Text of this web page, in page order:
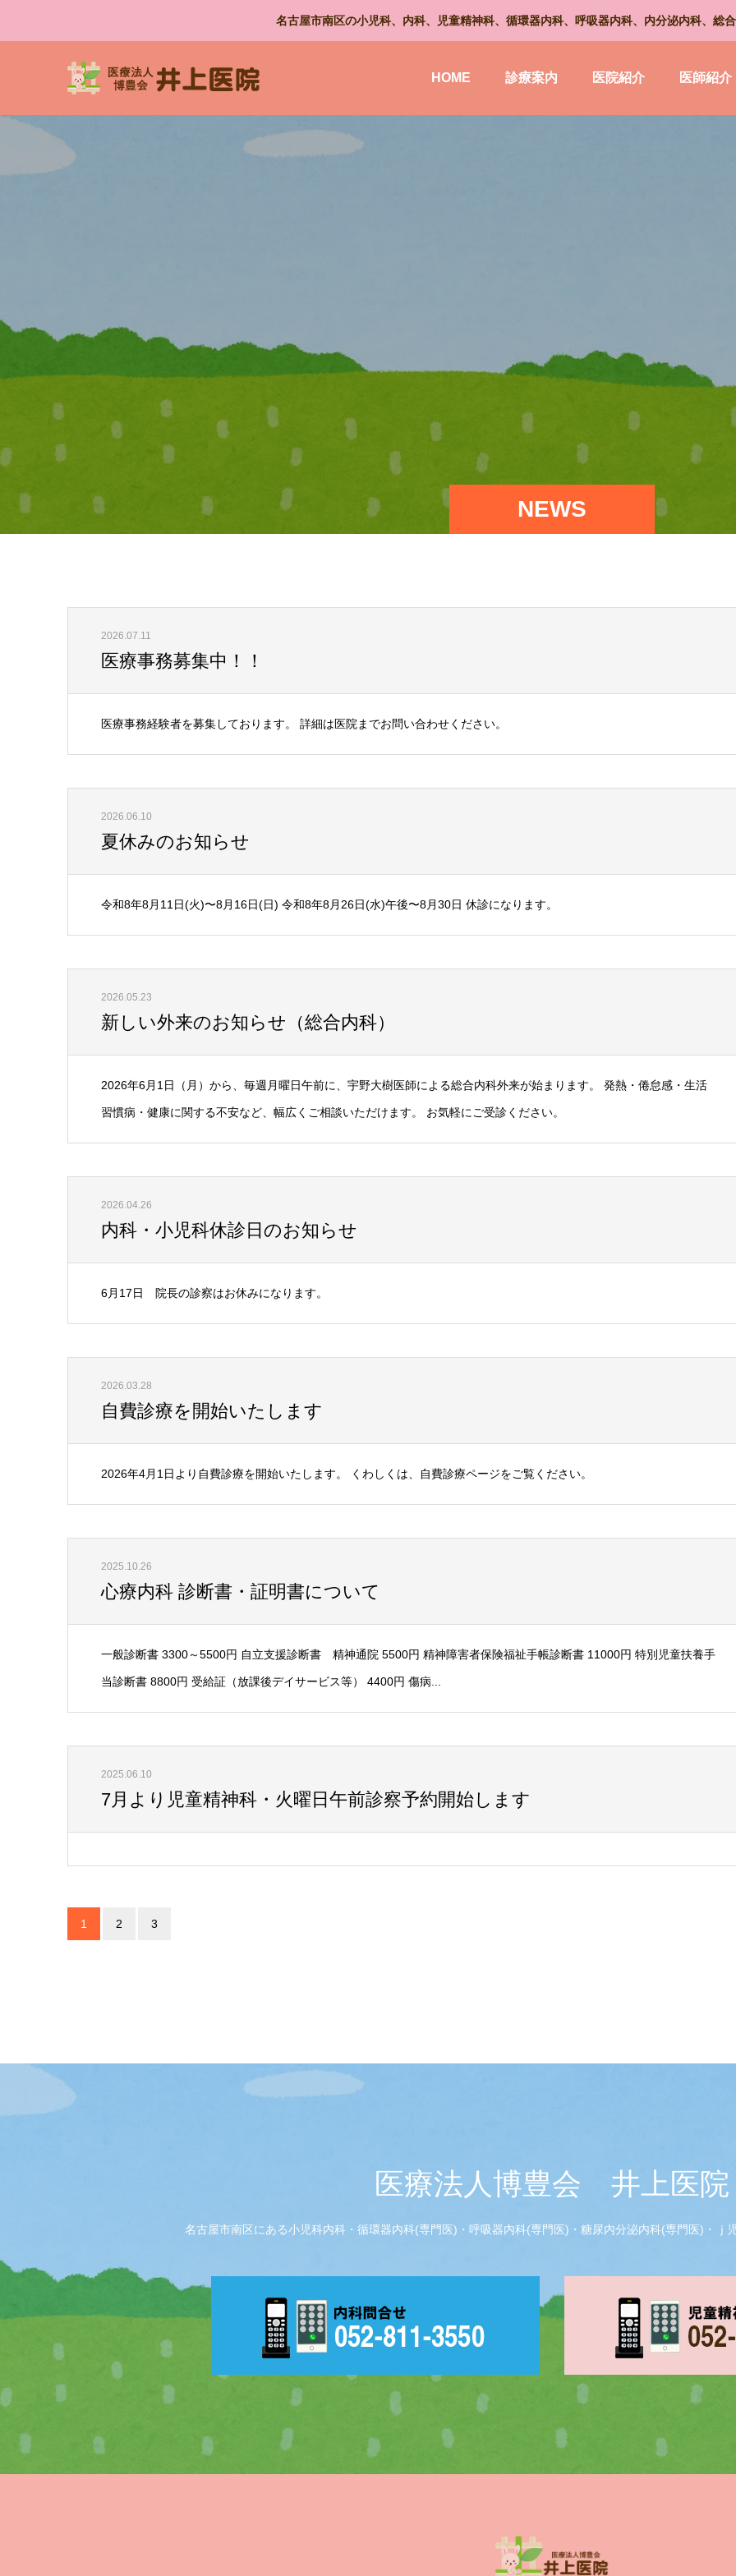
名古屋市南区の小児科、内科、児童精神科、循環器内科、呼吸器内科、内分泌内科、総
HOME 診療案内 医院紹介 医師紹介
NEWS
2026.07.11
医療事務募集中！！
医療事務経験者を募集しております。 詳細は医院までお問い合わせください。
2026.06.10
夏休みのお知らせ
令和8年8月11日(火)〜8月16日(日) 令和8年8月26日(水)午後〜8月30日 休診になります。
2026.05.23
新しい外来のお知らせ（総合内科）
2026年6月1日（月）から、毎週月曜日午前に、宇野大樹医師による総合内科外来が始まります。 発熱・倦怠感・生活
習慣病・健康に関する不安など、幅広くご相談いただけます。 お気軽にご受診ください。
2026.04.26
内科・小児科休診日のお知らせ
6月17日 院長の診察はお休みになります。
2026.03.28
自費診療を開始いたします
2026年4月1日より自費診療を開始いたします。 くわしくは、自費診療ページをご覧ください。
2025.10.26
心療内科 診断書・証明書について
一般診断書 3300～5500円 自立支援診断書 精神通院 5500円 精神障害者保険福祉手帳診断書 11000円 特別児童扶養手
当診断書 8800円 受給証（放課後デイサービス等） 4400円 傷病...
2025.06.10
7月より児童精神科・火曜日午前診察予約開始します
1 2 3
医療法人博豊会 井上医院
名古屋市南区にある小児科内科・循環器内科(専門医)・呼吸器内科(専門医)・糖尿内分泌内科(専門医)・ｊ